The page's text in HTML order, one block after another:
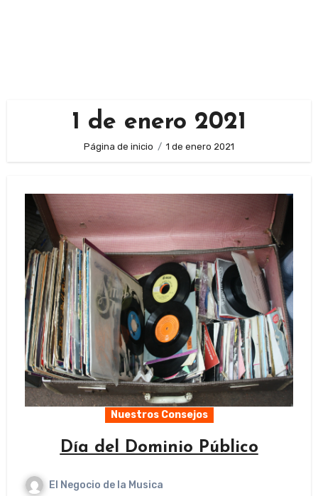
1 de enero 2021
Página de inicio 1 de enero 2021
Nuestros Consejos
Día del Dominio Público
El Negocio de la Musica